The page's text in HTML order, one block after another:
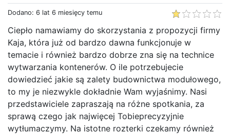
Dodano: 6 lat 6 miesięcy temu
Ciepło namawiamy do skorzystania z propozycji firmy
Kaja, która już od bardzo dawna funkcjonuje w
temacie i również bardzo dobrze zna się na technice
wytwarzania kontenerów. O ile potrzebujecie
dowiedzieć jakie są zalety budownictwa modułowego,
to my je niezwykle dokładnie Wam wyjaśnimy. Nasi
przedstawiciele zapraszają na różne spotkania, za
sprawą czego jak najwięcej Tobieprecyzyjnie
wytłumaczymy. Na istotne rozterki czekamy również